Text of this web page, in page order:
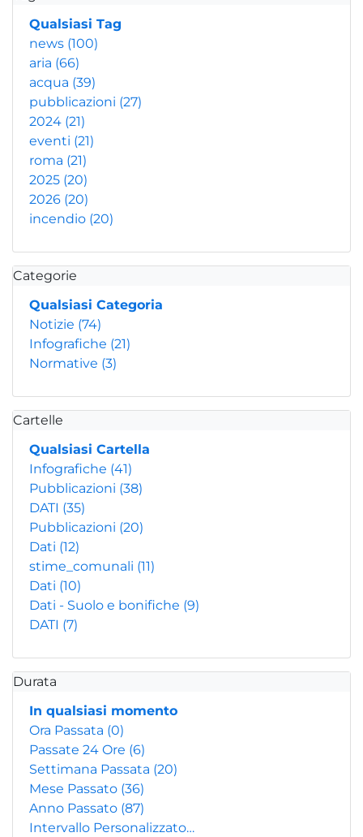
Qualsiasi Tag
news (100)
aria (66)
acqua (39)
pubblicazioni (27)
2024 (21)
eventi (21)
roma (21)
2025 (20)
2026 (20)
incendio (20)
Categorie
Qualsiasi Categoria
Notizie (74)
Infografiche (21)
Normative (3)
Cartelle
Qualsiasi Cartella
Infografiche (41)
Pubblicazioni (38)
DATI (35)
Pubblicazioni (20)
Dati (12)
stime_comunali (11)
Dati (10)
Dati - Suolo e bonifiche (9)
DATI (7)
Durata
In qualsiasi momento
Ora Passata (0)
Passate 24 Ore (6)
Settimana Passata (20)
Mese Passato (36)
Anno Passato (87)
Intervallo Personalizzato…